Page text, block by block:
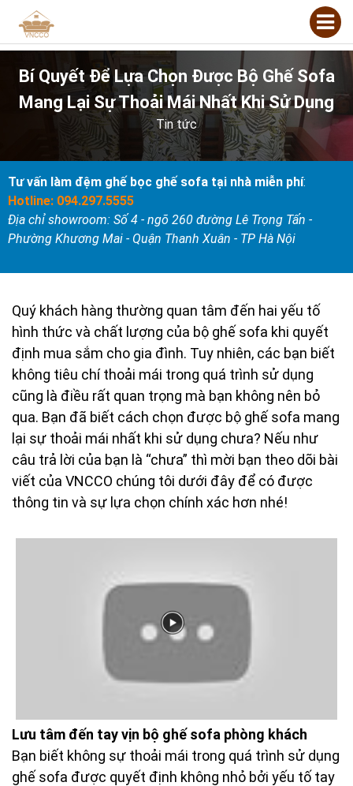
Bí Quyết Để Lựa Chọn Được Bộ Ghế Sofa
Mang Lại Sự Thoải Mái Nhất Khi Sử Dụng
Tin tức
Tư vấn làm đệm ghế bọc ghế sofa tại nhà miễn phí:
Hotline: 094.297.5555
Địa chỉ showroom: Số 4 - ngõ 260 đường Lê Trọng Tấn -
Phường Khương Mai - Quận Thanh Xuân - TP Hà Nội
Quý khách hàng thường quan tâm đến hai yếu tố
hình thức và chất lượng của bộ ghế sofa khi quyết
định mua sắm cho gia đình. Tuy nhiên, các bạn biết
không tiêu chí thoải mái trong quá trình sử dụng
cũng là điều rất quan trọng mà bạn không nên bỏ
qua. Bạn đã biết cách chọn được bộ ghế sofa mang
lại sự thoải mái nhất khi sử dụng chưa? Nếu như
câu trả lời của bạn là “chưa” thì mời bạn theo dõi bài
viết của VNCCO chúng tôi dưới đây để có được
thông tin và sự lựa chọn chính xác hơn nhé!
Lưu tâm đến tay vịn bộ ghế sofa phòng khách
Bạn biết không sự thoải mái trong quá trình sử dụng
ghế sofa được quyết định không nhỏ bởi yếu tố tay